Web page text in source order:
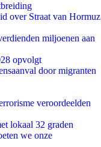
over Straat van Hormuz
miljoenen aan
opvolgt
door migranten
veroordeelden
lokaal 32 graden
we onze